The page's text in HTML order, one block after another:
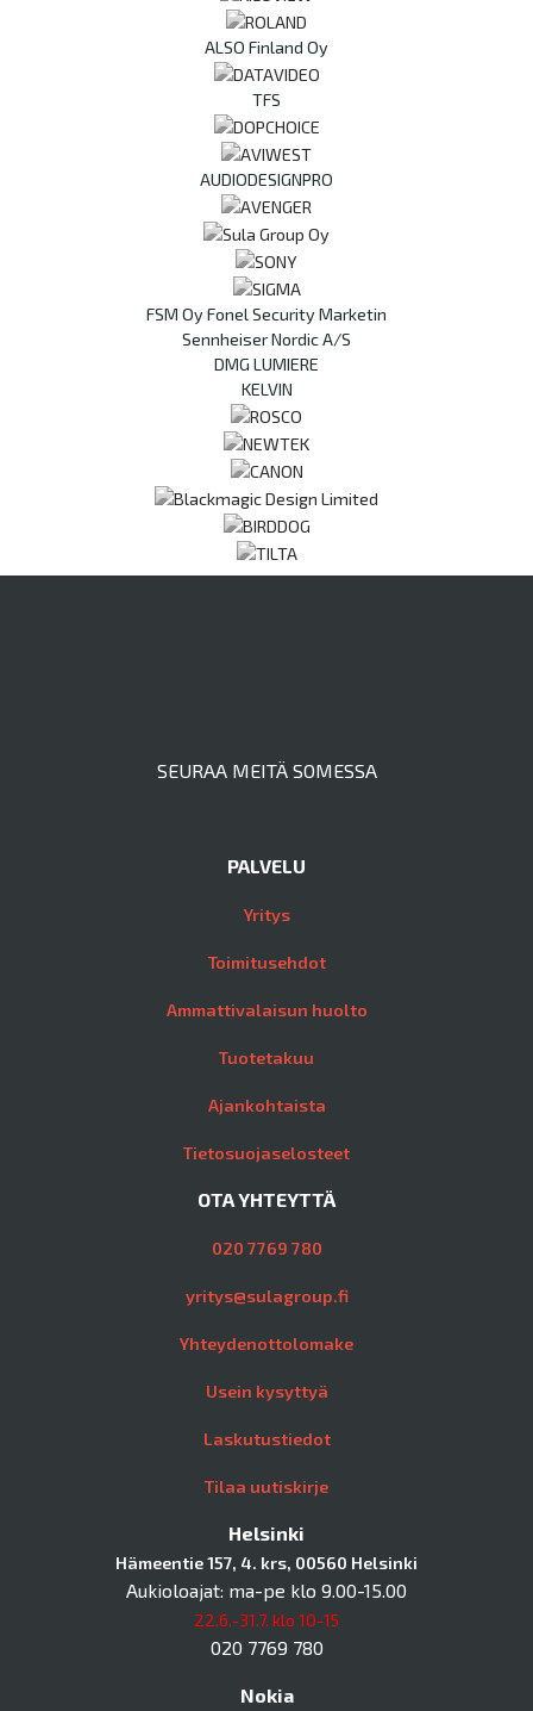
ALSO Finland Oy
TFS
AUDIODESIGNPRO
FSM Oy Fonel Security Marketin
Sennheiser Nordic A/S
DMG LUMIERE
KELVIN
SEURAA MEITÄ SOMESSA
PALVELU
Yritys
Toimitusehdot
Ammattivalaisun huolto
Tuotetakuu
Ajankohtaista
Tietosuojaselosteet
OTA YHTEYTTÄ
020 7769 780
yritys@sulagroup.fi
Yhteydenottolomake
Usein kysyttyä
Laskutustiedot
Tilaa uutiskirje
Helsinki
Hämeentie 157, 4. krs, 00560 Helsinki
Aukioloajat: ma-pe klo 9.00-15.00
22.6.-31.7. klo 10-15
020 7769 780
Nokia